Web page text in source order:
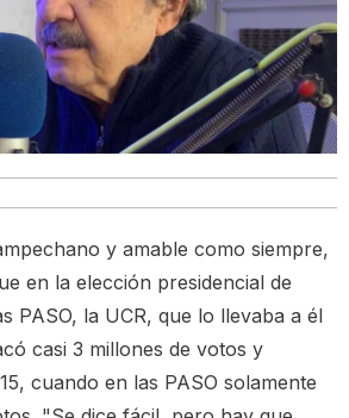
y amable como siempre,
en la elección presidencial de
PASO, la UCR, que lo llevaba a él
casi 3 millones de votos y
cuando en las PASO solamente